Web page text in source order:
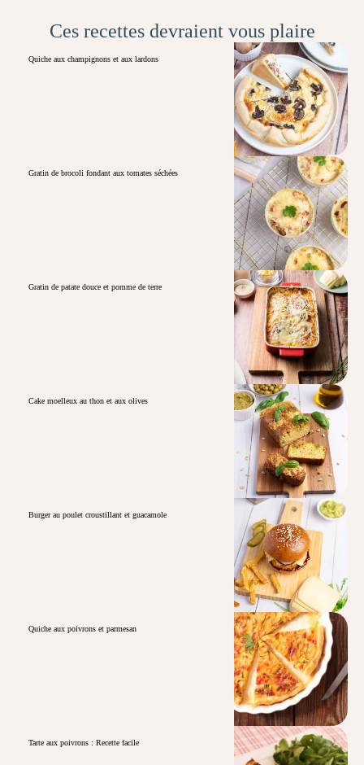
Ces recettes devraient vous plaire
Quiche aux champignons et aux lardons
Gratin de brocoli fondant aux tomates séchées
Gratin de patate douce et pomme de terre
Cake moelleux au thon et aux olives
Burger au poulet croustillant et guacamole
Quiche aux poivrons et parmesan
Tarte aux poivrons : Recette facile